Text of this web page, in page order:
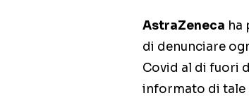
AstraZeneca ha
di denunciare
Covid al di fuori
informato di tale